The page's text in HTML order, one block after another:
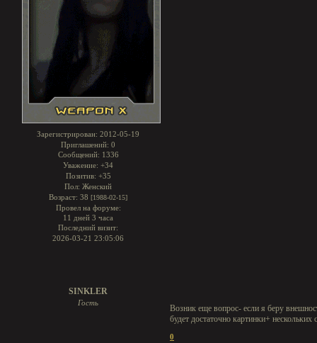
Зарегистрирован: 2012-05-19
Приглашений: 0
Сообщений: 1336
Уважение: +34
Позитив: +35
Пол: Женский
Возраст: 38 [1988-02-15]
Провел на форуме:
11 дней 3 часа
Последний визит:
2026-03-21 23:05:06
SINKLER
Гость
Возник еще вопрос- если я беру
будет достаточно картинки+
0